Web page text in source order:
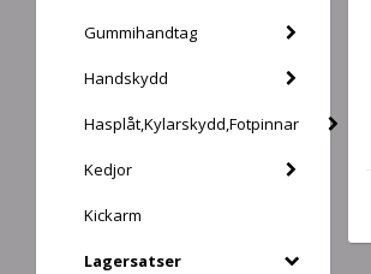
Gummihandtag
Handskydd
Hasplåt,Kylarskydd,Fotpinnar
Kedjor
Kickarm
Lagersatser